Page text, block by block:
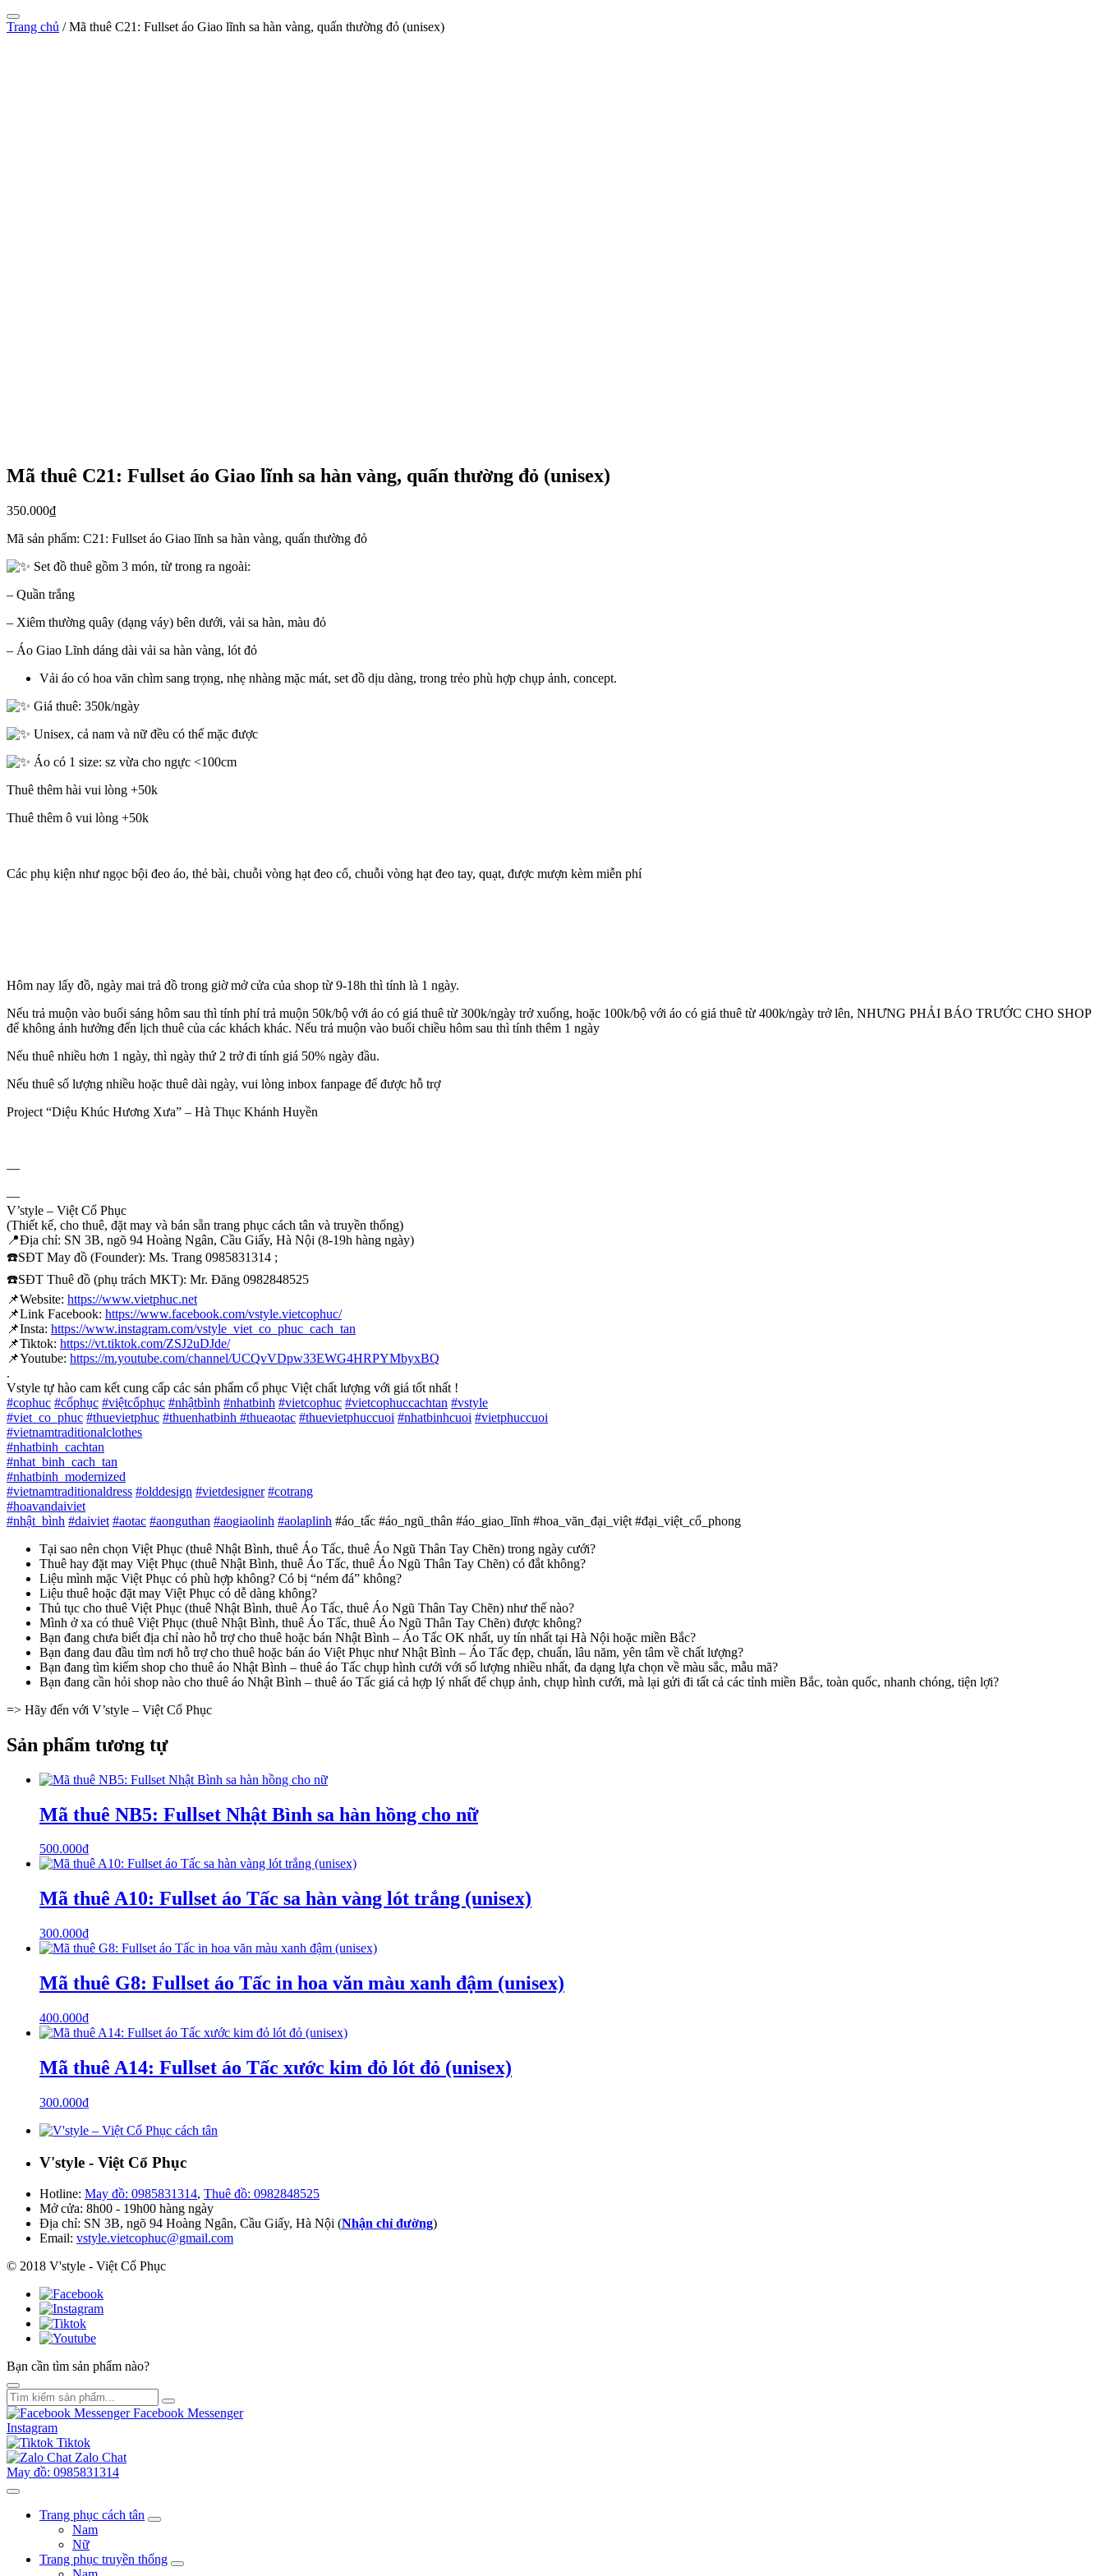
Trang chủ /Mã thuê C21: Fullset áo Giao lĩnh sa hàn vàng, quấn thường đỏ (unisex)
Mã thuê C21: Fullset áo Giao lĩnh sa hàn vàng, quấn thường đỏ (unisex)
350.000₫
Mã sản phẩm: C21: Fullset áo Giao lĩnh sa hàn vàng, quấn thường đỏ
Set đồ thuê gồm 3 món, từ trong ra ngoài:
– Quần trắng
– Xiêm thường quây (dạng váy) bên dưới, vải sa hàn, màu đỏ
– Áo Giao Lĩnh dáng dài vải sa hàn vàng, lót đỏ
Vải áo có hoa văn chìm sang trọng, nhẹ nhàng mặc mát, set đồ dịu dàng, trong trẻo phù hợp chụp ảnh, concept.
Giá thuê: 350k/ngày
Unisex, cả nam và nữ đều có thể mặc được
Áo có 1 size: sz vừa cho ngực <100cm
Thuê thêm hài vui lòng +50k
Thuê thêm ô vui lòng +50k
Các phụ kiện như ngọc bội đeo áo, thẻ bài, chuỗi vòng hạt đeo cổ, chuỗi vòng hạt đeo tay, quạt, được mượn kèm miễn phí
Hôm nay lấy đồ, ngày mai trả đồ trong giờ mở cửa của shop từ 9-18h thì tính là 1 ngày.
Nếu trả muộn vào buổi sáng hôm sau thì tính phí trả muộn 50k/bộ với áo có giá thuê từ 300k/ngày trở xuống, hoặc 100k/bộ với áo có giá thuê từ 400k/ngày trở lên, NHƯNG PHẢI BÁO TRƯỚC CHO SHOP
để không ảnh hưởng đến lịch thuê của các khách khác. Nếu trả muộn vào buổi chiều hôm sau thì tính thêm 1 ngày
Nếu thuê nhiều hơn 1 ngày, thì ngày thứ 2 trở đi tính giá 50% ngày đầu.
Nếu thuê số lượng nhiều hoặc thuê dài ngày, vui lòng inbox fanpage để được hỗ trợ
Project “Diệu Khúc Hương Xưa” – Hà Thục Khánh Huyền
—
—
V’style – Việt Cổ Phục
(Thiết kế, cho thuê, đặt may và bán sẵn trang phục cách tân và truyền thống)
📍Địa chỉ: SN 3B, ngõ 94 Hoàng Ngân, Cầu Giấy, Hà Nội (8-19h hàng ngày)
☎️SĐT May đồ (Founder): Ms. Trang 0985831314 ;
☎️SĐT Thuê đồ (phụ trách MKT): Mr. Đăng 0982848525
📌Website: https://www.vietphuc.net
📌Link Facebook: https://www.facebook.com/vstyle.vietcophuc/
📌Insta: https://www.instagram.com/vstyle_viet_co_phuc_cach_tan
📌Tiktok: https://vt.tiktok.com/ZSJ2uDJde/
📌Youtube: https://m.youtube.com/channel/UCQvVDpw33EWG4HRPYMbyxBQ
.
Vstyle tự hào cam kết cung cấp các sản phẩm cổ phục Việt chất lượng với giá tốt nhất !
#cophuc #cổphục #việtcổphục #nhậtbình #nhatbinh #vietcophuc #vietcophuccachtan #vstyle
#viet_co_phuc #thuevietphuc #thuenhatbinh #thueaotac #thuevietphuccuoi #nhatbinhcuoi #vietphuccuoi
#vietnamtraditionalclothes
#nhatbinh_cachtan
#nhat_binh_cach_tan
#nhatbinh_modernized
#vietnamtraditionaldress #olddesign #vietdesigner #cotrang
#hoavandaiviet
#nhật_bình #daiviet #aotac #aonguthan #aogiaolinh #aolaplinh #áo_tấc #áo_ngũ_thân #áo_giao_lĩnh #hoa_văn_đại_việt #đại_việt_cổ_phong
Tại sao nên chọn Việt Phục (thuê Nhật Bình, thuê Áo Tấc, thuê Áo Ngũ Thân Tay Chẽn) trong ngày cưới?
Thuê hay đặt may Việt Phục (thuê Nhật Bình, thuê Áo Tấc, thuê Áo Ngũ Thân Tay Chẽn) có đắt không?
Liệu mình mặc Việt Phục có phù hợp không? Có bị “ném đá” không?
Liệu thuê hoặc đặt may Việt Phục có dễ dàng không?
Thủ tục cho thuê Việt Phục (thuê Nhật Bình, thuê Áo Tấc, thuê Áo Ngũ Thân Tay Chẽn) như thế nào?
Mình ở xa có thuê Việt Phục (thuê Nhật Bình, thuê Áo Tấc, thuê Áo Ngũ Thân Tay Chẽn) được không?
Bạn đang chưa biết địa chỉ nào hỗ trợ cho thuê hoặc bán Nhật Bình – Áo Tấc OK nhất, uy tín nhất tại Hà Nội hoặc miền Bắc?
Bạn đang đau đầu tìm nơi hỗ trợ cho thuê hoặc bán áo Việt Phục như Nhật Bình – Áo Tấc đẹp, chuẩn, lâu năm, yên tâm về chất lượng?
Bạn đang tìm kiếm shop cho thuê áo Nhật Bình – thuê áo Tấc chụp hình cưới với số lượng nhiều nhất, đa dạng lựa chọn về màu sắc, mẫu mã?
Bạn đang cần hỏi shop nào cho thuê áo Nhật Bình – thuê áo Tấc giá cả hợp lý nhất để chụp ảnh, chụp hình cưới, mà lại gửi đi tất cả các tỉnh miền Bắc, toàn quốc, nhanh chóng, tiện lợi?
=> Hãy đến với V’style – Việt Cổ Phục
Sản phẩm tương tự
Mã thuê NB5: Fullset Nhật Bình sa hàn hồng cho nữ
500.000₫
Mã thuê A10: Fullset áo Tấc sa hàn vàng lót trắng (unisex)
300.000₫
Mã thuê G8: Fullset áo Tấc in hoa văn màu xanh đậm (unisex)
400.000₫
Mã thuê A14: Fullset áo Tấc xước kim đỏ lót đỏ (unisex)
300.000₫
V'style - Việt Cổ Phục
Hotline: May đồ: 0985831314, Thuê đồ: 0982848525
Mở cửa: 8h00 - 19h00 hàng ngày
Địa chỉ: SN 3B, ngõ 94 Hoàng Ngân, Cầu Giấy, Hà Nội (Nhận chỉ đường)
Email: vstyle.vietcophuc@gmail.com
© 2018 V'style - Việt Cổ Phục
Bạn cần tìm sản phẩm nào?
Facebook Messenger
Instagram
Tiktok
Zalo Chat
May đồ: 0985831314
Trang phục cách tân
Nam
Nữ
Trang phục truyền thống